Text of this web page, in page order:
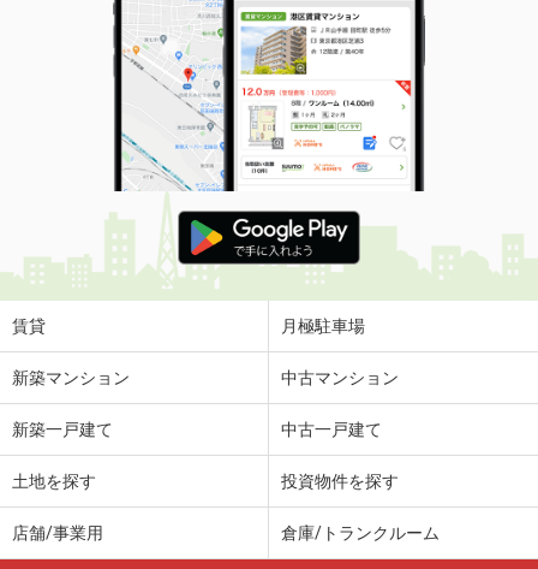
賃貸 月極駐車場
新築マンション 中古マンション
新築一戸建て 中古一戸建て
土地を探す 投資物件を探す
店舗/事業用 倉庫/トランクルーム